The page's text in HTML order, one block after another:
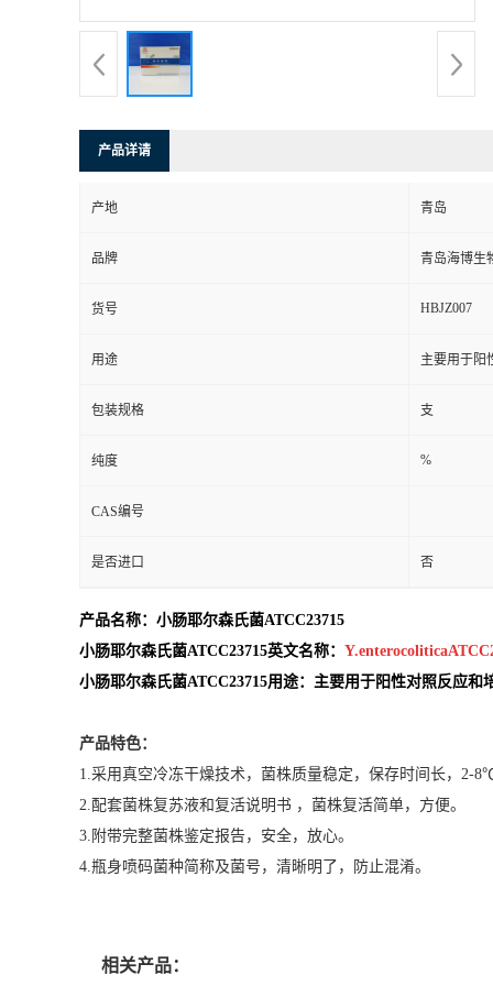
产品详请
产地 青岛
品牌 青岛海博生
货号 HBJZ007
用途 主要用于阳
包装规格 支
纯度 %
CAS编号
是否进口 否
产品名称：小肠耶尔森氏菌ATCC23715
小肠耶尔森氏菌ATCC23715英文名称：
小肠耶尔森氏菌ATCC23715用途：主要用于阳性对照反应和
产品特色：
1.采用真空冷冻干燥技术，菌株质量稳定，保存时间长，2-
2.配套菌株复苏液和复活说明书 ，菌株复活简单，方便。
3.附带完整菌株鉴定报告，安全，放心。
4.瓶身喷码菌种简称及菌号，清晰明了，防止混淆。
相关产品：